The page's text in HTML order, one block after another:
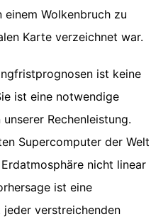
Wolkenbruch zu
Karte verzeichnet war.
ist keine
ist eine notwendige
Rechenleistung.
Supercomputer der Welt
nicht linear
ist eine
verstreichenden